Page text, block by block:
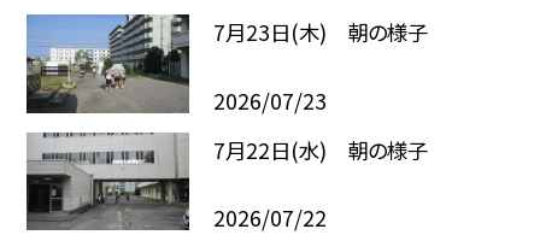
7月23日(木) 朝の様子
2026/07/23
7月22日(水) 朝の様子
2026/07/22